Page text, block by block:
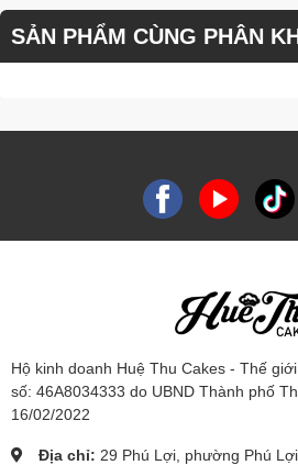
SẢN PHẨM CÙNG PHÂN
Hộ kinh doanh Huệ Thu Cakes - Thế
số: 46A8034333 do UBND Thành phố
16/02/2022
Địa chỉ: 29 Phú Lợi, phường Phú